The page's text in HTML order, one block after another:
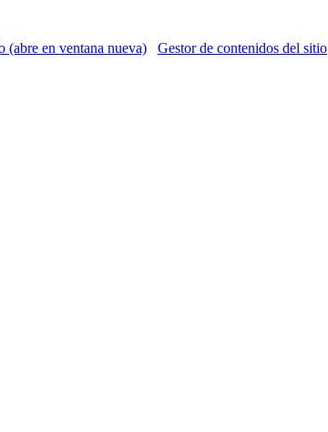
(abre en ventana nueva) Gestor de contenidos del sitio